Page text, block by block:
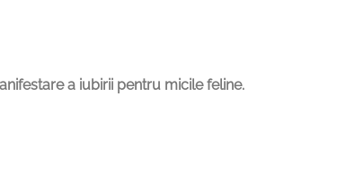
a iubirii pentru micile feline.